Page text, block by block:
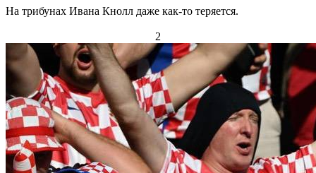
На трибунах Ивана Кнолл даже как-то теряется.
2